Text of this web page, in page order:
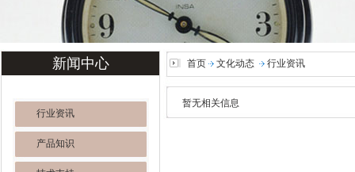
新闻中心
行业资讯
产品知识
首页 文化动态 行业资讯
暂无相关信息